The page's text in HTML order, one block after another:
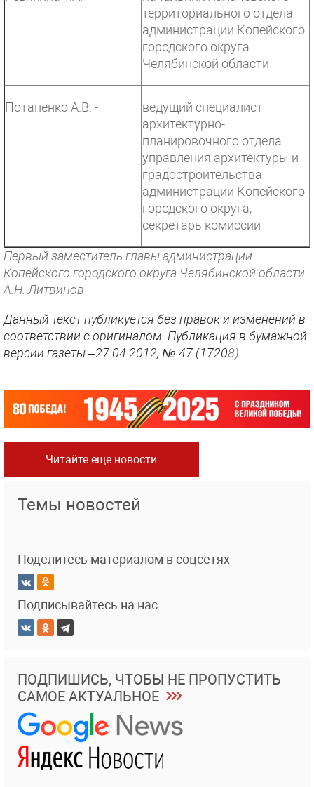
территориального отдела
администрации Копейского
городского округа
Челябинской области
Потапенко А.В. -
ведущий специалист
архитектурно-
планировочного отдела
управления архитектуры и
градостроительства
администрации Копейского
городского округа,
секретарь комиссии
Первый заместитель главы администрации
Копейского городского округа Челябинской области
А.Н. Литвинов
Данный текст публикуется без правок и изменений в
соответствии с оригиналом. Публикация в бумажной
версии газеты –27.04.2012, № 47 (17208)
Читайте еще новости
Темы новостей
Поделитесь материалом в соцсетях
Подписывайтесь на нас
ПОДПИШИСЬ, ЧТОБЫ НЕ ПРОПУСТИТЬ
САМОЕ АКТУАЛЬНОЕ